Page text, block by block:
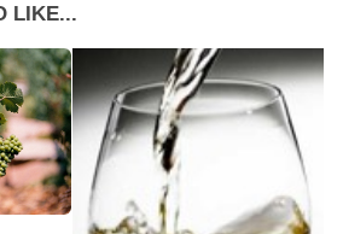
LIKE...